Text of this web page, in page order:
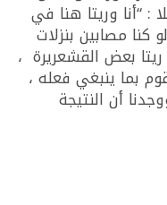
: “أنا وريتا هنا في
كنا مصابين بنزلات
بعض القشعريرة ،
بما ينبغي فعله ،
أن النتيجة